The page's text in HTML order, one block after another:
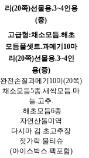
고급형:채소모듬.해초
모듬풀셋트.과메기10마
리(20쪽)선물용.3~4인
용(중)
완전손질과메기10미(20쪽)
채소모듬5종.새싹모듬.마
늘.고추.
.해초모듬6종
자연산돌미역
다시마.김.초고추장
젓가락.물티슈
(아이스박스.팩포함)